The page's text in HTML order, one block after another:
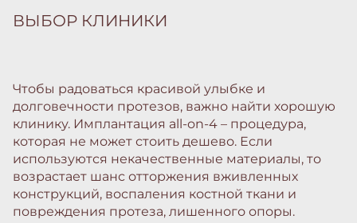
ВЫБОР КЛИНИКИ
Чтобы радоваться красивой улыбке и
долговечности протезов, важно найти хорошую
клинику. Имплантация all-on-4 – процедура,
которая не может стоить дешево. Если
используются некачественные материалы, то
возрастает шанс отторжения вживленных
конструкций, воспаления костной ткани и
повреждения протеза, лишенного опоры.